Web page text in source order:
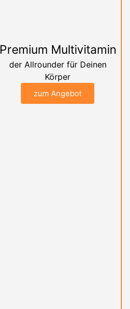
Premium Multivitamin
der Allrounder für Deinen
Körper
zum Angebot